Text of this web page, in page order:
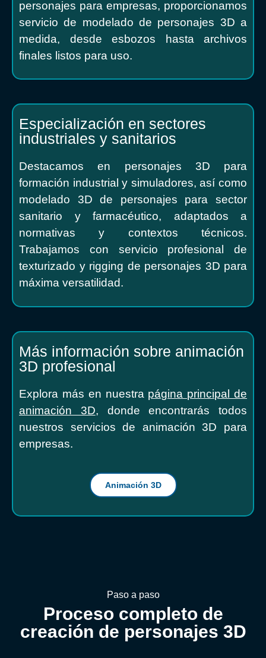
personajes para empresas, proporcionamos
servicio de modelado de personajes 3D a
medida, desde esbozos hasta archivos
finales listos para uso.
Especialización en sectores
industriales y sanitarios
Destacamos en personajes 3D para
formación industrial y simuladores, así como
modelado 3D de personajes para sector
sanitario y farmacéutico, adaptados a
normativas y contextos técnicos.
Trabajamos con servicio profesional de
texturizado y rigging de personajes 3D para
máxima versatilidad.
Más información sobre animación
3D profesional
Explora más en nuestra página principal de
animación 3D, donde encontrarás todos
nuestros servicios de animación 3D para
empresas.
Animación 3D
Paso a paso
Proceso completo de
creación de personajes 3D